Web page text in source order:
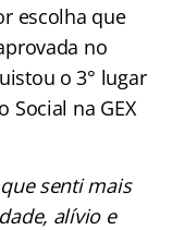
escolha que
no
o 3° lugar
Social na GEX
senti mais
alívio e